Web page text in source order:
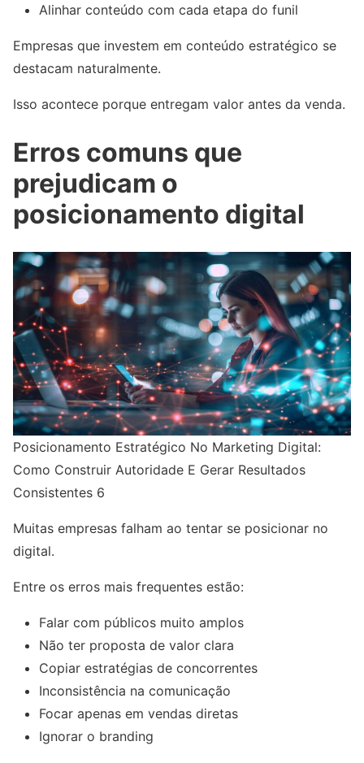
Alinhar conteúdo com cada etapa do funil
Empresas que investem em conteúdo estratégico se
destacam naturalmente.
Isso acontece porque entregam valor antes da venda.
Erros comuns que
prejudicam o
posicionamento digital
Posicionamento Estratégico No Marketing Digital:
Como Construir Autoridade E Gerar Resultados
Consistentes 6
Muitas empresas falham ao tentar se posicionar no
digital.
Entre os erros mais frequentes estão:
Falar com públicos muito amplos
Não ter proposta de valor clara
Copiar estratégias de concorrentes
Inconsistência na comunicação
Focar apenas em vendas diretas
Ignorar o branding